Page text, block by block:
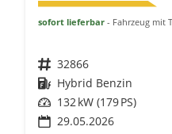
sofort lieferbar Fahrzeug mit
Fahrzeugnr. 32866
Kraftstoff Hybrid Benzin
Leistung 132 kW (179 PS)
29.05.2026